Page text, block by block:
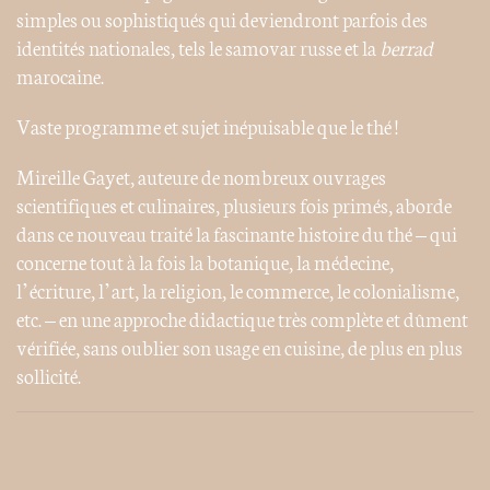
simples ou sophistiqués qui deviendront parfois des
identités nationales, tels le samovar russe et la berrad
marocaine.
Vaste programme et sujet inépuisable que le thé !
Mireille Gayet, auteure de nombreux ouvrages
scientifiques et culinaires, plusieurs fois primés, aborde
dans ce nouveau traité la fascinante histoire du thé – qui
concerne tout à la fois la botanique, la médecine,
l’écriture, l’art, la religion, le commerce, le colonialisme,
etc. – en une approche didactique très complète et dûment
vérifiée, sans oublier son usage en cuisine, de plus en plus
sollicité.